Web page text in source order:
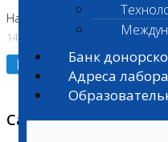
Банк
Адреса
На Нагорной (Код 157)
14.07.2026
Подробнее
Санитарный день